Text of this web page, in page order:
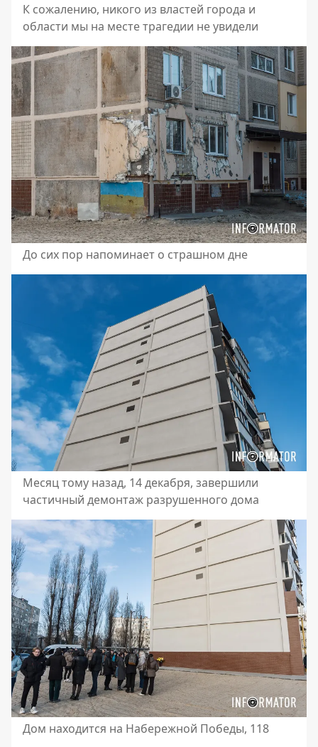
К сожалению, никого из властей города и
области мы на месте трагедии не увидели
До сих пор напоминает о страшном дне
Месяц тому назад, 14 декабря, завершили
частичный демонтаж разрушенного дома
Дом находится на Набережной Победы, 118